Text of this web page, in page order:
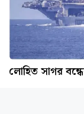
লোহিত সাগর